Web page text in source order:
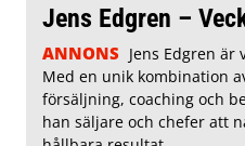
Jens Edgren –
ANNONS Jens Edgren är
Med en unik kombination
försäljning, coaching och
han säljare och chefer att